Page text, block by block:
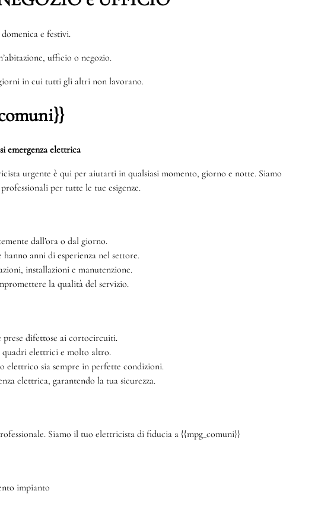
e festivi.
ufficio o negozio.
in cui tutti gli altri non lavorano.
emergenza elettrica
urgente è qui per aiutarti in qualsiasi momento, giorno e notte. Siamo
per tutte le tue esigenze.
dall’ora o dal giorno.
anni di esperienza nel settore.
installazioni e manutenzione.
la qualità del servizio.
difettose ai cortocircuiti.
elettrici e molto altro.
elettrico sia sempre in perfette condizioni.
elettrica, garantendo la tua sicurezza.
Siamo il tuo elettricista di fiducia a {{mpg_comuni}}
impianto